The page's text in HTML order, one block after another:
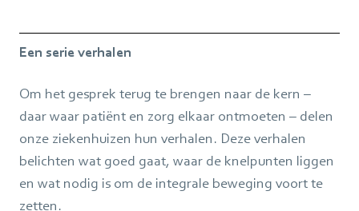
Een serie verhalen
Om het gesprek terug te brengen naar de kern –
daar waar patiënt en zorg elkaar ontmoeten – delen
onze ziekenhuizen hun verhalen. Deze verhalen
belichten wat goed gaat, waar de knelpunten liggen
en wat nodig is om de integrale beweging voort te
zetten.